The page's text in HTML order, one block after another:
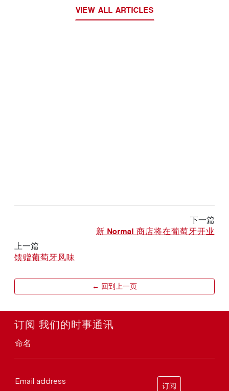
VIEW ALL ARTICLES
下一篇
新 Normal 商店将在葡萄牙开业
上一篇
馈赠葡萄牙风味
← 回到上一页
订阅 我们的时事通讯
命名
Email address
订阅